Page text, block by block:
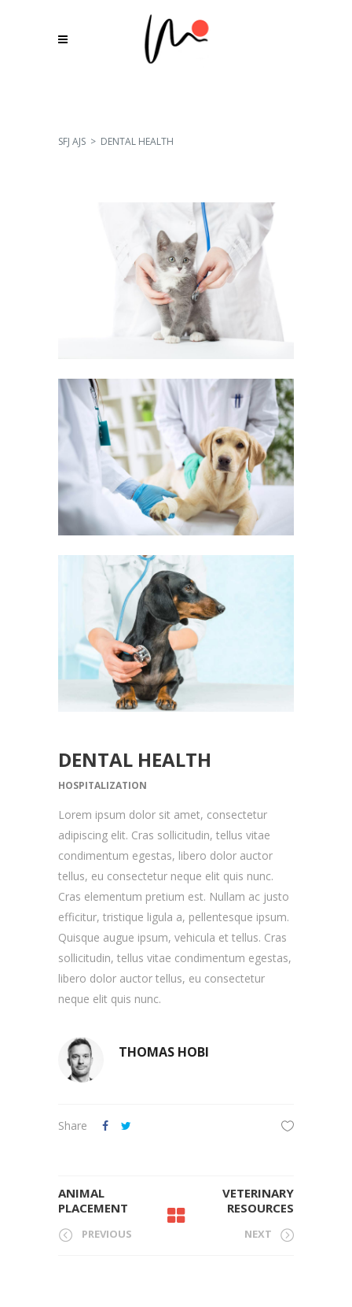
SFJ AJS > DENTAL HEALTH
DENTAL HEALTH
HOSPITALIZATION
Lorem ipsum dolor sit amet, consectetur
adipiscing elit. Cras sollicitudin, tellus vitae
condimentum egestas, libero dolor auctor
tellus, eu consectetur neque elit quis nunc.
Cras elementum pretium est. Nullam ac justo
efficitur, tristique ligula a, pellentesque ipsum.
Quisque augue ipsum, vehicula et tellus. Cras
sollicitudin, tellus vitae condimentum egestas,
libero dolor auctor tellus, eu consectetur
neque elit quis nunc.
THOMAS HOBI
Share
ANIMAL
PLACEMENT
PREVIOUS
VETERINARY
RESOURCES
NEXT